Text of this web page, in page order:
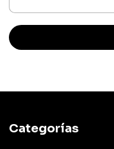
Categorías